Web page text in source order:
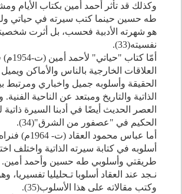
وكذلك قد تأثر أحمد أمين بكتاب الأيام
طه حسين حينما كتب سيرته في حياتي
هو شهرته الأدبية فحسب، بل أثرت
نفسيته(33
).
أمّا كتاب "حياتي" لأحمد أمين (ت-1954م)
العلاقات الخارجية بالناس والأماكن
الحقيقة وأسلوبه جميل واخباري ومرتبط
الذاتية والتاريخ ومبتعد عن الناحية
العصر الحديث أيضًا في أدبنا السيرة ذاتية
الحكيم في "عصفور من الشرق"(34
).
أما عباس محمود العقاد (ت-1964م)
أسلوبه في كتابة سيرته الذاتية واختلف
طريقتي وأسلوبي طه حسين وأحمد أمين.
نـجد عند العقاد أسلوبا تـحليليا تفسيريا،
وكتب مقالاته على هذا الأسلوب(35
).